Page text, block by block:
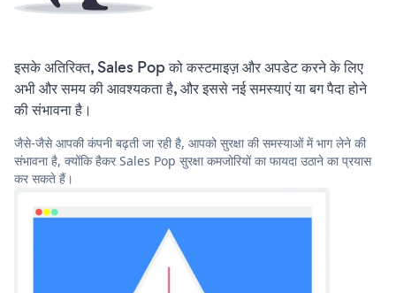
इसके अतिरिक्त, Sales Pop को कस्टमाइज़ और अपडेट करने के लिए
अभी और समय की आवश्यकता है, और इससे नई समस्याएं या बग पैदा होने
की संभावना है।
जैसे-जैसे आपकी कंपनी बढ़ती जा रही है, आपको सुरक्षा की समस्याओं में भाग लेने की
संभावना है, क्योंकि हैकर Sales Pop सुरक्षा कमजोरियों का फायदा उठाने का प्रयास
कर सकते हैं।